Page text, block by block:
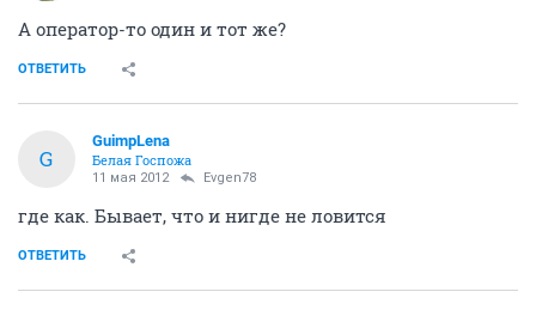
А оператор-то один и тот же?
ОТВЕТИТЬ
G
GuimpLena
Белая Госпожа
11 мая 2012 Evgen78
где как. Бывает, что и нигде не ловится
ОТВЕТИТЬ